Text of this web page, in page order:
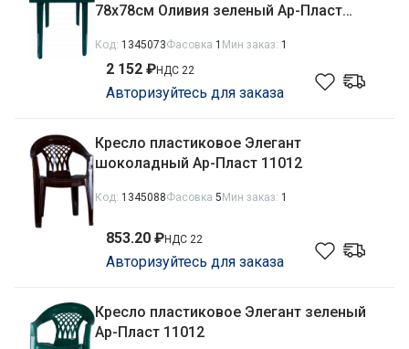
78х78см Оливия зеленый Ар-Пласт
Код: 1345073Фасовка 1 Мин заказ: 1
2 152 ₽НДС 22
Авторизуйтесь для заказа
Кресло пластиковое Элегант
шоколадный Ар-Пласт 11012
Код: 1345088Фасовка 5Мин заказ: 1
853.20 ₽НДС 22
Авторизуйтесь для заказа
Кресло пластиковое Элегант зеленый
Ар-Пласт 11012